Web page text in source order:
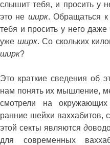
слышит тебя, и просить у
это не ширк. Обращаться к
тебя и просить у него
уже ширк. Со скольких
ширк?
Это краткие сведения об
нам понять их мышление,
смотрели на
ранние шейхи ваххабитов,
этой секты являются д
для современных